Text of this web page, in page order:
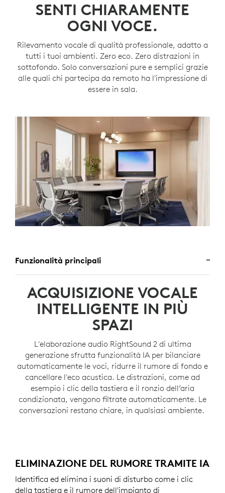
SENTI CHIARAMENTE
OGNI VOCE.
Rilevamento vocale di qualità professionale, adatto a
tutti i tuoi ambienti. Zero eco. Zero distrazioni in
sottofondo. Solo conversazioni pure e semplici grazie
alle quali chi partecipa da remoto ha l'impressione di
essere in sala.
Funzionalità principali
ACQUISIZIONE VOCALE
INTELLIGENTE IN PIÙ
SPAZI
L'elaborazione audio RightSound 2 di ultima
generazione sfrutta funzionalità IA per bilanciare
automaticamente le voci, ridurre il rumore di fondo e
cancellare l'eco acustica. Le distrazioni, come ad
esempio i clic della tastiera e il ronzio dell’aria
condizionata, vengono filtrate automaticamente. Le
conversazioni restano chiare, in qualsiasi ambiente.
ELIMINAZIONE DEL RUMORE TRAMITE IA
Identifica ed elimina i suoni di disturbo come i clic
della tastiera e il rumore dell'impianto di